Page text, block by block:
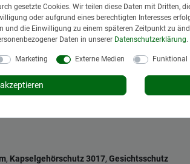
,Schweißband inkl.
Einschieben der Visierhalterung,
Verlängerung
, Kapselgehörschutz 3017, Gesichtsschutz
gesetzte Cookies. Wir teilen diese Daten mit Dritten,
oder aufgrund eines berechtigten Interesses
und die Einwilligung zu einem späteren Zeitpunkt zu
Daten in unserer Daten­schutz­erklärung.
Marketing Externe Medien Funktional